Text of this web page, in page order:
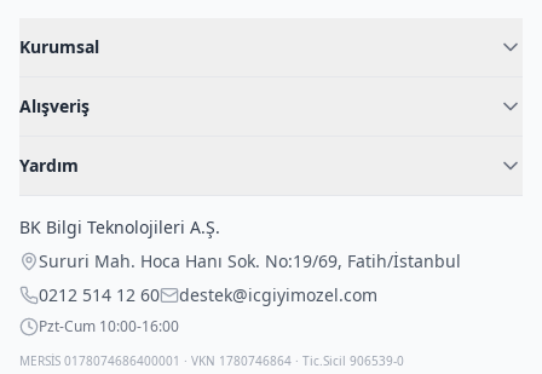
Kurumsal
Blog
İç Giyim Rehberi
Alışveriş
Fantazi İç Giyim
Çocuk İç Giyim
Outlet Fırsatları
Yardım
İade Politikası
Gizli Paketleme
BK Bilgi Teknolojileri A.Ş.
Sururi Mah. Hoca Hanı Sok. No:19/69, Fatih/İstanbul
0212 514 12 60
destek@icgiyimozel.com
Pzt-Cum 10:00-16:00
MERSİS 0178074686400001 · VKN 1780746864 · Tic.Sicil 906539-0